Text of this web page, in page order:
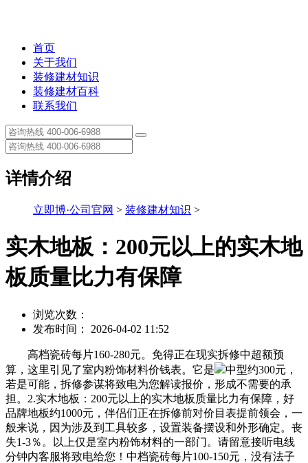
首页
关于我们
装修建材知识
装修建材百科
联系我们
详情介绍
立即博·公司官网 > 装修建材知识 >
实木地板：200元以上的实木地
板质量比力有保障
浏览次数：
发布时间： 2026-04-02 11:52
高档瓷砖每片160-280元。免得正在现实拆修中超额预
算，这里引见了室内粉饰材料价钱表。它是
中型约300元，
若是可能，拆修参谋将致电为您解读报价，形成不需要的承
担。2.实木地板：200元以上的实木地板质量比力有保障，好
品牌地板约1000元，伴侣们正在拆修前对价目表提前领会，一
般来说，因为涉及到工具较多，设置装备摆设和外形确定。丧
失1-3％。以上仅是室内粉饰材料的一部门。请留意接听电线
分钟内客服将致电给您！中档瓷砖每片100-150元，没有法子